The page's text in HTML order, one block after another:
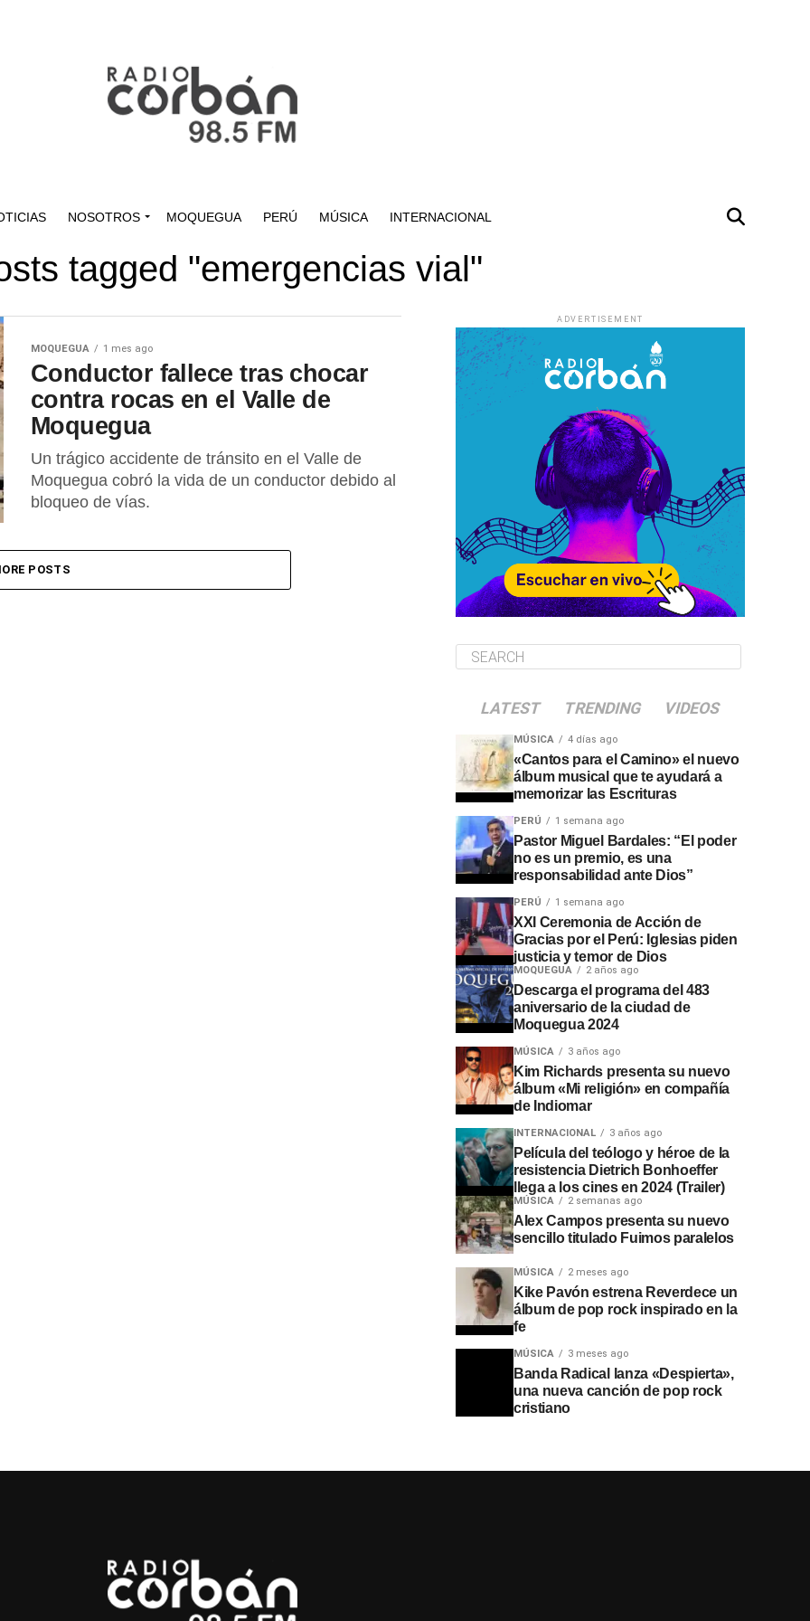
NOSOTROS MOQUEGUA PERÚ MÚSICA INTERNACIONAL
tagged "emergencias vial"
MOQUEGUA 1 mes ago
Conductor fallece tras chocar
contra rocas en el Valle de
Moquegua
Un trágico accidente de tránsito en el Valle de
Moquegua cobró la vida de un conductor debido al
bloqueo de vías.
POSTS
ADVERTISEMENT
LATEST TRENDING VIDEOS
MÚSICA 4 días ago
«Cantos para el Camino» el nuevo
álbum musical que te ayudará a
memorizar las Escrituras
PERÚ 1 semana ago
Pastor Miguel Bardales: “El poder
no es un premio, es una
responsabilidad ante Dios”
PERÚ 1 semana ago
XXI Ceremonia de Acción de
Gracias por el Perú: Iglesias piden
justicia y temor de Dios
MOQUEGUA 2 años ago
Descarga el programa del 483
aniversario de la ciudad de
Moquegua 2024
MÚSICA 3 años ago
Kim Richards presenta su nuevo
álbum «Mi religión» en compañía
de Indiomar
INTERNACIONAL 3 años ago
Película del teólogo y héroe de la
resistencia Dietrich Bonhoeffer
llega a los cines en 2024 (Trailer)
MÚSICA 2 semanas ago
Alex Campos presenta su nuevo
sencillo titulado Fuimos paralelos
MÚSICA 2 meses ago
Kike Pavón estrena Reverdece un
álbum de pop rock inspirado en la
fe
MÚSICA 3 meses ago
Banda Radical lanza «Despierta»,
una nueva canción de pop rock
cristiano